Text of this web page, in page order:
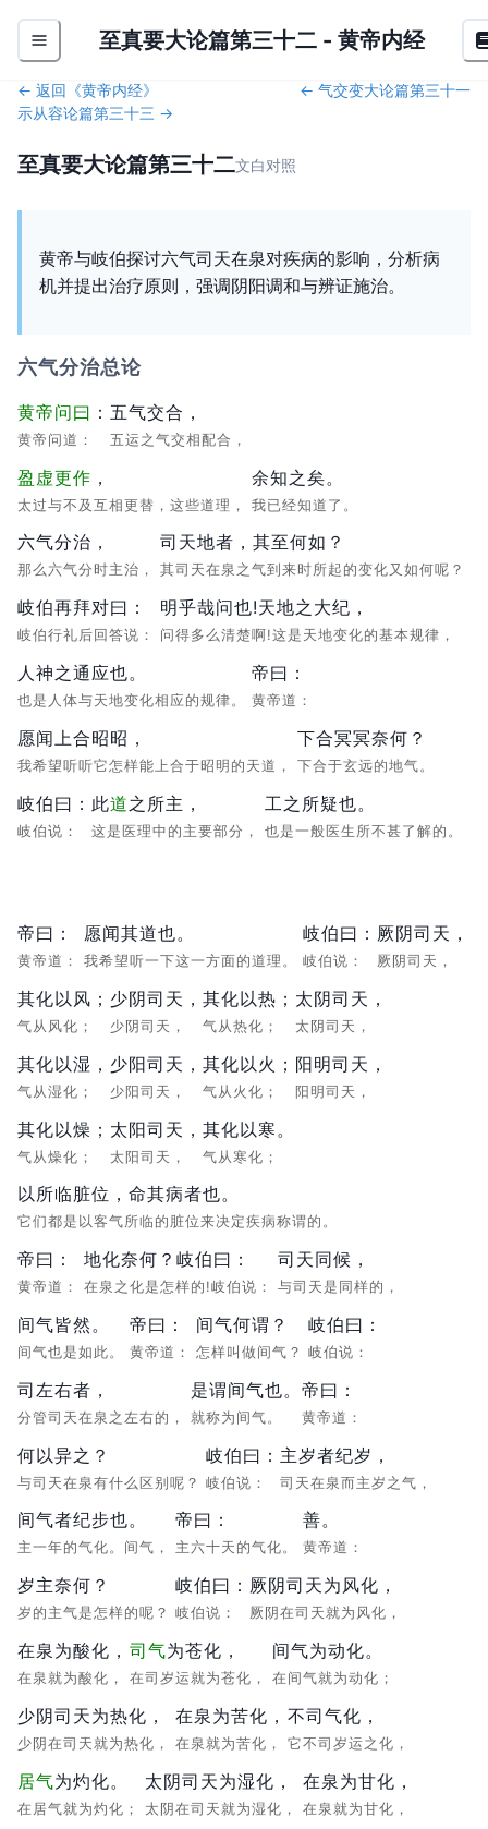
至真要大论篇第三十二- 黄帝内经
← 返回《黄帝内经》 ← 气交变大论篇第三十一
示从容论篇第三十三 →
至真要大论篇第三十二文白对照
黄帝与岐伯探讨六气司天在泉对疾病的影响，分析病
机并提出治疗原则，强调阴阳调和与辨证施治。
六气分治总论
黄帝问曰 ：
黄帝问道：
五气交合，
五运之气交相配合，
盈虚更作 ，
太过与不及互相更替，这些道理，
余知之矣。
我已经知道了。
六气分治，
那么六气分时主治，
司天地者，其至何如？
其司天在泉之气到来时所起的变化又如何呢？
岐伯再拜对曰：
岐伯行礼后回答说：
明乎哉问也!天地之大纪，
问得多么清楚啊!这是天地变化的基本规律，
人神之通应也。
也是人体与天地变化相应的规律。
帝曰：
黄帝道：
愿闻上合昭昭，
我希望听听它怎样能上合于昭明的天道，
下合冥冥奈何？
下合于玄远的地气。
岐伯曰：
岐伯说：
此道之所主，
这是医理中的主要部分，
工之所疑也。
也是一般医生所不甚了解的。
帝曰：
黄帝道：
愿闻其道也。
我希望听一下这一方面的道理。
岐伯曰：
岐伯说：
厥阴司天，
厥阴司天，
其化以风；
气从风化；
少阴司天，
少阴司天，
其化以热；
气从热化；
太阴司天，
太阴司天，
其化以湿，
气从湿化；
少阳司天，
少阳司天，
其化以火；
气从火化；
阳明司天，
阳明司天，
其化以燥；
气从燥化；
太阳司天，
太阳司天，
其化以寒。
气从寒化；
以所临脏位，命其病者也。
它们都是以客气所临的脏位来决定疾病称谓的。
帝曰：
黄帝道：
地化奈何？岐伯曰：
在泉之化是怎样的!岐伯说：
司天同候，
与司天是同样的，
间气皆然。
间气也是如此。
帝曰：
黄帝道：
间气何谓？
怎样叫做间气？
岐伯曰：
岐伯说：
司左右者，
分管司天在泉之左右的，
是谓间气也。
就称为间气。
帝曰：
黄帝道：
何以异之？
与司天在泉有什么区别呢？
岐伯曰：
岐伯说：
主岁者纪岁，
司天在泉而主岁之气，
间气者纪步也。
主一年的气化。间气，
帝曰：
主六十天的气化。
善。
黄帝道：
岁主奈何？
岁的主气是怎样的呢？
岐伯曰：
岐伯说：
厥阴司天为风化，
厥阴在司天就为风化，
在泉为酸化，
在泉就为酸化，
司气为苍化，
在司岁运就为苍化，
间气为动化。
在间气就为动化；
少阴司天为热化，
少阴在司天就为热化，
在泉为苦化，
在泉就为苦化，
不司气化，
它不司岁运之化，
居气为灼化。
在居气就为灼化；
太阴司天为湿化，
太阴在司天就为湿化，
在泉为甘化，
在泉就为甘化，